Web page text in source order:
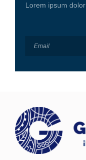
Lorem ipsum